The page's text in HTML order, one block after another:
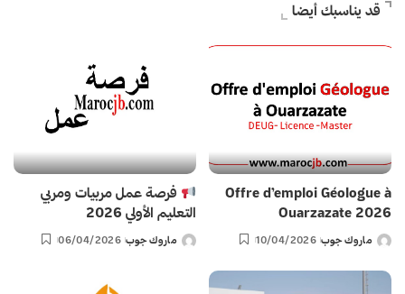
قد يناسبك أيضا
Offre d’emploi Géologue à
Ouarzazate 2026
Posted
ماروك جوب 10/04/2026
فرصة عمل مربيات ومربي
التعليم الأولي 2026
Posted
ماروك جوب 06/04/2026